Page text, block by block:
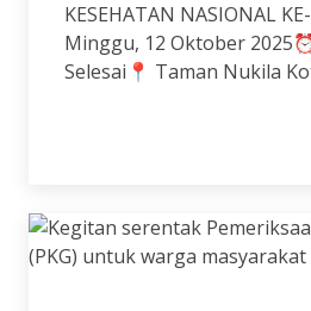
KESEHATAN NASIONAL
Minggu, 12 Oktober
Selesai📍 Taman Nukila